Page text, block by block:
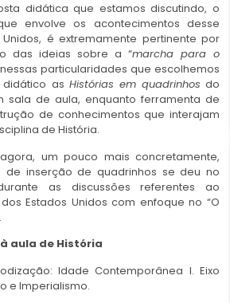
didática que estamos discutindo, o
envolve os acontecimentos desse
é extremamente pertinente por
das ideias sobre a “marcha para o
particularidades que escolhemos
as Histórias em quadrinhos do
sala de aula, enquanto ferramenta de
de conhecimentos que interajam
de História.
um pouco mais concretamente,
de inserção de quadrinhos se deu no
as discussões referentes ao
Estados Unidos com enfoque no “O
aula de História
Idade Contemporânea I. Eixo
e Imperialismo.